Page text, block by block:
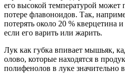
его высокой температурой может
потере флавоноидов. Так,
потерять около 20 % кверцетина
если его варить или жарить.
Лук как губка впивает мышьяк,
олово, которые находятся в
полифенолов в луке значительно